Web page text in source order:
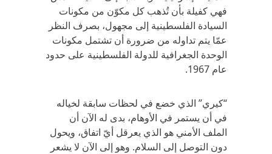
فهي كفيلة بأن تُذهب كل مكوّن من مكونات
السيادة الفلسطينية إلى مجهول، بصرف النظر
عمّا يتم تداوله من ضرورة أن تشتمل مكونات
الوحدة الجغرافية للدولة الفلسطينية على حدود
عام 1967.
“كيري” الذي خضع في لحظات سابقة لخياله
في أن يستمر في الأوهام، بدى له الآن أن
الملف الأمني هو الذي يعرقل أيّ اتفاق، ويحول
دون التوصل إلى السلام. وهو إلى الآن لا يشعر